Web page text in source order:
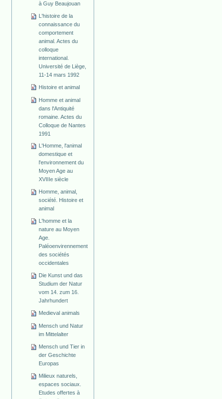
à Guy Beaujouan
L'histoire de la
connaissance du
comportement
animal. Actes du
colloque
international.
Université de Liège,
11-14 mars 1992
Histoire et animal
Homme et animal
dans l'Antiquité
romaine. Actes du
Colloque de Nantes
1991
L'Homme, l'animal
domestique et
l'environnement du
Moyen Age au
XVIIIe siècle
Homme, animal,
société. Histoire et
animal
L'homme et la
nature au Moyen
Age.
Paléoenvirennement
des sociétés
occidentales
Die Kunst und das
Studium der Natur
vom 14. zum 16.
Jahrhundert
Medieval animals
Mensch und Natur
im Mittelalter
Mensch und Tier in
der Geschichte
Europas
Milieux naturels,
espaces sociaux.
Etudes offertes à